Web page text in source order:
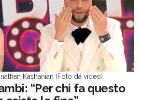
Kashanian (Foto da video)
“Per chi fa questo